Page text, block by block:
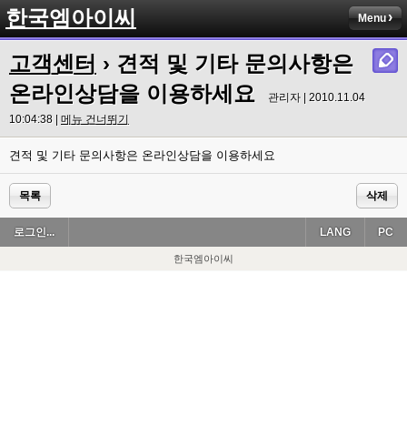
한국엠아이씨 Menu
고객센터 › 견적 및 기타 문의사항은
온라인상담을 이용하세요
관리자 | 2010.11.04
10:04:38 | 메뉴 건너뛰기
견적 및 기타 문의사항은 온라인상담을 이용하세요
목록 삭제
로그인... PC
LANG
한국엠아이씨